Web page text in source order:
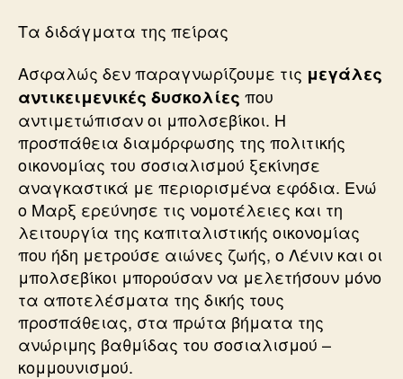
Τα διδάγματα της πείρας
Ασφαλώς δεν παραγνωρίζουμε τις μεγάλες
αντικειμενικές δυσκολίες που
αντιμετώπισαν οι μπολσεβίκοι. Η
προσπάθεια διαμόρφωσης της πολιτικής
οικονομίας του σοσιαλισμού ξεκίνησε
αναγκαστικά με περιορισμένα εφόδια. Ενώ
ο Μαρξ ερεύνησε τις νομοτέλειες και τη
λειτουργία της καπιταλιστικής οικονομίας
που ήδη μετρούσε αιώνες ζωής, ο Λένιν και οι
μπολσεβίκοι μπορούσαν να μελετήσουν μόνο
τα αποτελέσματα της δικής τους
προσπάθειας, στα πρώτα βήματα της
ανώριμης βαθμίδας του σοσιαλισμού –
κομμουνισμού.